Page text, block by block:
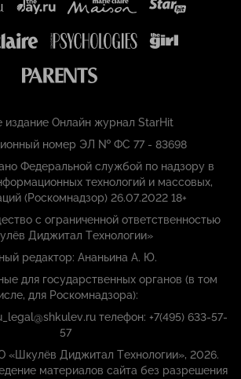
издание Онлайн журнал StarHit
номер ЭЛ № ФС 77 - 83698
Федеральной службой по надзору в
технологий и массовых,
(Роскомнадзор) 26.07.2022 18+
с ограниченной ответственностью
Диджитал Технологии»
редактор: Ананьина А. Ю.
для государственных органов (в том
для Роскомнадзора):
телефон: +7(495) 633-57-
57
«Шкулёв Диджитал Технологии», 2026.
материалов сайта без разрешения